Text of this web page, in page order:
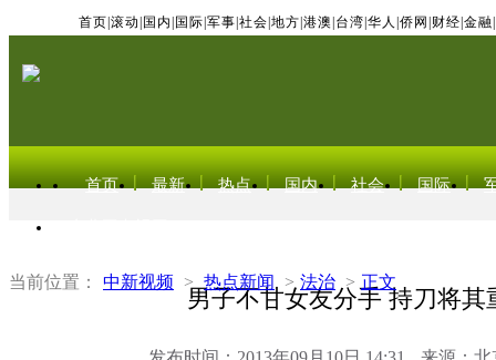
首页 滚动 国内 国际 军事 社会 地方 港澳 台湾 华人 侨网 财经 金融
首页 最新 热点 国内 社会 国际
当前位置： 中新视频 > 热点新闻 > 法治 > 正文
男子不甘女友分手 持刀将其